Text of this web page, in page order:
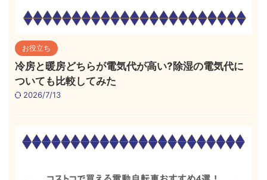
お役立ち
冷房と暖房どちらが電気代が高い?除湿の電気代に
ついても比較してみた
2026/7/13